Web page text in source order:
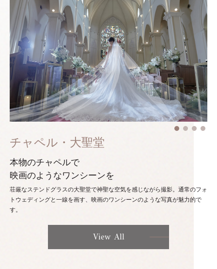
チャペル・大聖堂
本物のチャペルで
映画のようなワンシーンを
荘厳なステンドグラスの大聖堂で神聖な空気を感じながら撮影。通常のフォ
トウェディングと一線を画す、映画のワンシーンのような写真が魅力的で
す。
View All